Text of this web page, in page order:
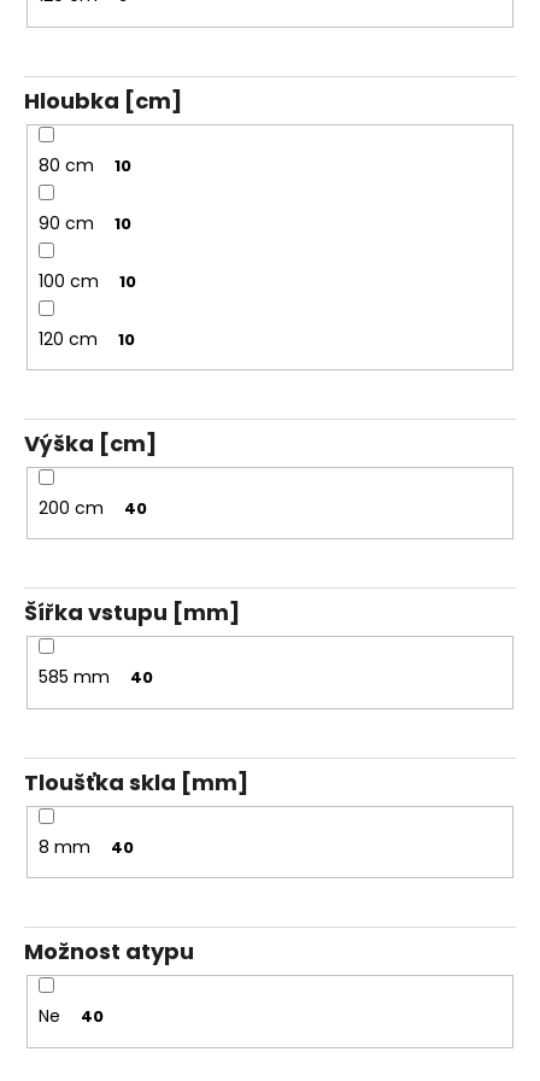
Hloubka [cm]
80 cm 10
90 cm 10
100 cm 10
120 cm 10
Výška [cm]
200 cm 40
Šířka vstupu [mm]
585 mm 40
Tloušťka skla [mm]
8 mm 40
Možnost atypu
Ne 40